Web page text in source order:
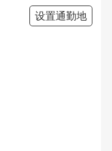
设置通勤地